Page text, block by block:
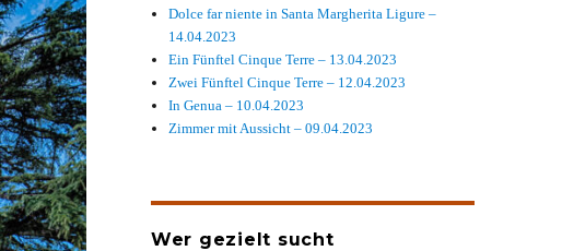
Dolce far niente in Santa Margherita Ligure –
14.04.2023
Ein Fünftel Cinque Terre – 13.04.2023
Zwei Fünftel Cinque Terre – 12.04.2023
In Genua – 10.04.2023
Zimmer mit Aussicht – 09.04.2023
Wer gezielt sucht